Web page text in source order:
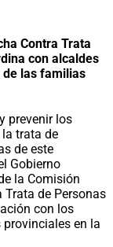
Contra Trata
con alcaldes
las familias
prevenir los
trata de
de este
Gobierno
la Comisión
de Personas
con los
en la